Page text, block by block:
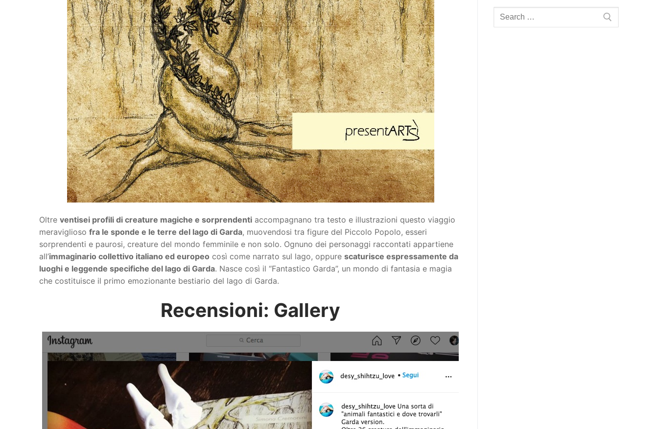
Oltre ventisei profili di creature magiche e sorprendenti accompagnano tra testo e illustrazioni questo viaggio
meraviglioso fra le sponde e le terre del lago di Garda, muovendosi tra figure del Piccolo Popolo, esseri
sorprendenti e paurosi, creature del mondo femminile e non solo. Ognuno dei personaggi raccontati appartiene
all’immaginario collettivo italiano ed europeo così come narrato sul lago, oppure scaturisce espressamente da
luoghi e leggende specifiche del lago di Garda. Nasce così il “Fantastico Garda”, un mondo di fantasia e magia
che costituisce il primo emozionante bestiario del lago di Garda.
Recensioni: Gallery
Search